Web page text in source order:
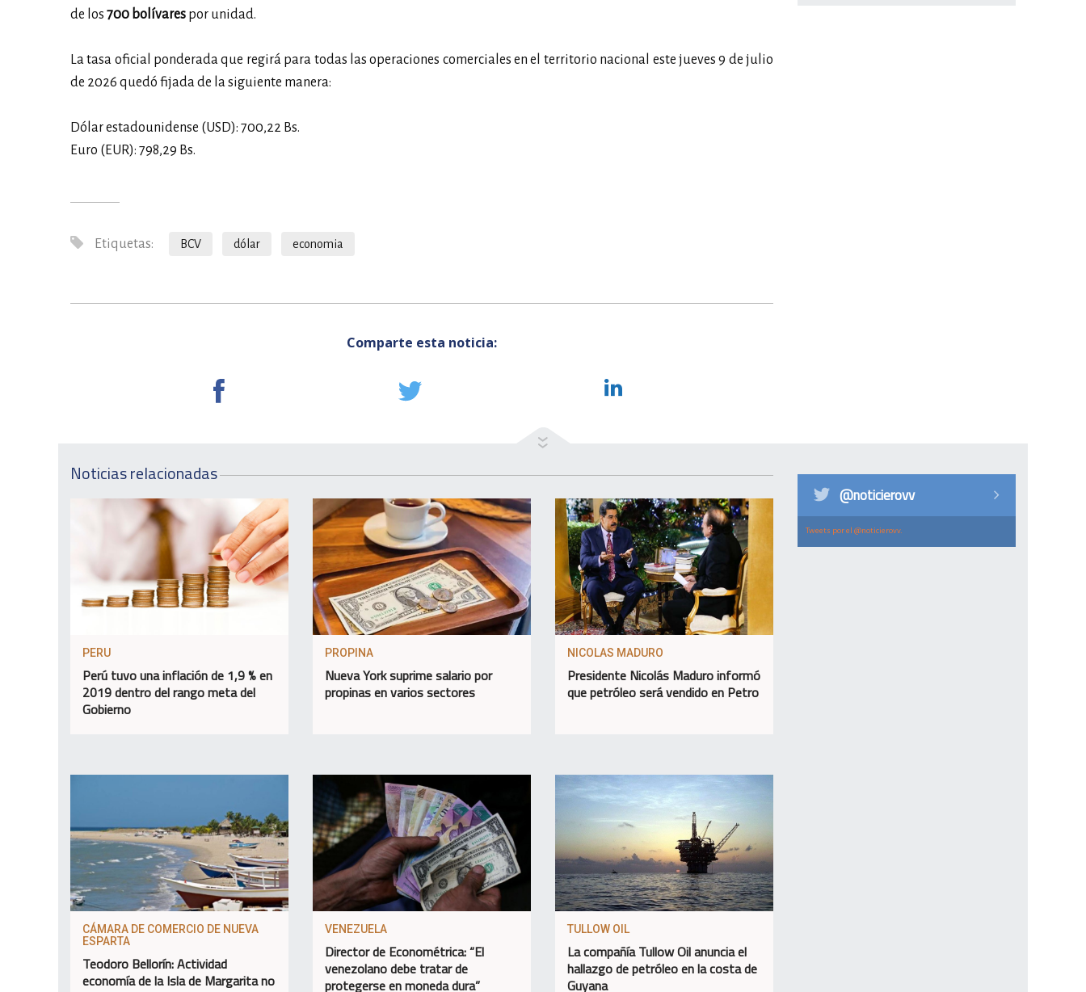
de los 700 bolívares por unidad.
La tasa oficial ponderada que regirá para todas las operaciones comerciales en el territorio nacional este jueves 9 de julio
de 2026 quedó fijada de la siguiente manera:
Dólar estadounidense (USD): 700,22 Bs.
Euro (EUR): 798,29 Bs.
Etiquetas: BCV dólar economia
Comparte esta noticia:
Noticias relacionadas
PERU
Perú tuvo una inflación de 1,9 % en
2019 dentro del rango meta del
Gobierno
PROPINA
Nueva York suprime salario por
propinas en varios sectores
NICOLAS MADURO
Presidente Nicolás Maduro informó
que petróleo será vendido en Petro
CÁMARA DE COMERCIO DE NUEVA
ESPARTA
Teodoro Bellorín: Actividad
economía de la Isla de Margarita no
VENEZUELA
Director de Econométrica: “El
venezolano debe tratar de
protegerse en moneda dura”
TULLOW OIL
La compañía Tullow Oil anuncia el
hallazgo de petróleo en la costa de
Guyana
@noticierovv
Tweets por el @noticierovv.